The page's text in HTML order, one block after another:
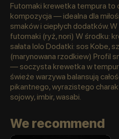
Futomaki krewetka tempura to
kompozycja — idealna dla
smaków i ciepłych dodatków. W
futomaki (ryż, nori) W środku:
sałata lolo Dodatki: sos Kobe,
(marynowana rzodkiew) Profil
— soczysta krewetka w
świeże warzywa balansują
pikantnego, wyrazistego
sojowy, imbir, wasabi.
We recommend